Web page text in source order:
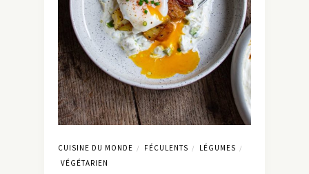
CUISINE DU MONDE / FÉCULENTS / LÉGUMES /
VÉGÉTARIEN